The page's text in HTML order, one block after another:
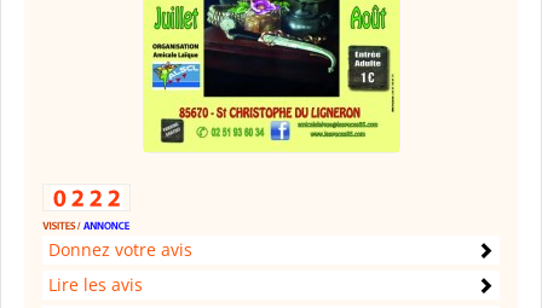
Donnez votre avis
Lire les avis